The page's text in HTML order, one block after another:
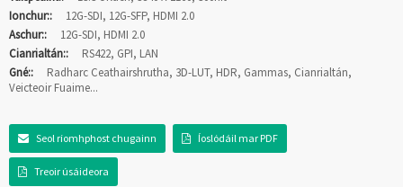
Ionchur::
12G-SDI, 12G-SFP, HDMI 2.0
Aschur::
12G-SDI, HDMI 2.0
Cianrialtán::
RS422, GPI, LAN
Gné::
Radharc Ceathairshrutha, 3D-LUT, HDR, Gammas, Cianrialtán,
Veicteoir Fuaime...
Seol ríomhphost chugainn Íoslódáil mar PDF
Treoir úsáideora